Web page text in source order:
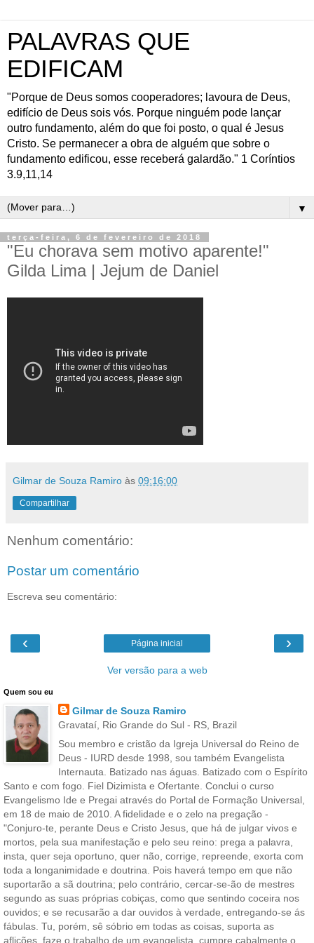
PALAVRAS QUE
EDIFICAM
"Porque de Deus somos cooperadores; lavoura de Deus,
edifício de Deus sois vós. Porque ninguém pode lançar
outro fundamento, além do que foi posto, o qual é Jesus
Cristo. Se permanecer a obra de alguém que sobre o
fundamento edificou, esse receberá galardão." 1 Coríntios
3.9,11,14
▼
terça-feira, 6 de fevereiro de 2018
"Eu chorava sem motivo aparente!"
Gilda Lima | Jejum de Daniel
Gilmar de Souza Ramiro às 09:16:00
Compartilhar
Nenhum comentário:
Postar um comentário
Escreva seu comentário:
‹ ›
Página inicial
Ver versão para a web
Quem sou eu
Gilmar de Souza Ramiro
Gravataí, Rio Grande do Sul - RS, Brazil
Sou membro e cristão da Igreja Universal do Reino de
Deus - IURD desde 1998, sou também Evangelista
Internauta. Batizado nas águas. Batizado com o Espírito
Santo e com fogo. Fiel Dizimista e Ofertante. Conclui o curso
Evangelismo Ide e Pregai através do Portal de Formação Universal,
em 18 de maio de 2010. A fidelidade e o zelo na pregação -
"Conjuro-te, perante Deus e Cristo Jesus, que há de julgar vivos e
mortos, pela sua manifestação e pelo seu reino: prega a palavra,
insta, quer seja oportuno, quer não, corrige, repreende, exorta com
toda a longanimidade e doutrina. Pois haverá tempo em que não
suportarão a sã doutrina; pelo contrário, cercar-se-ão de mestres
segundo as suas próprias cobiças, como que sentindo coceira nos
ouvidos; e se recusarão a dar ouvidos à verdade, entregando-se ás
fábulas. Tu, porém, sê sóbrio em todas as coisas, suporta as
aflições, faze o trabalho de um evangelista, cumpre cabalmente o